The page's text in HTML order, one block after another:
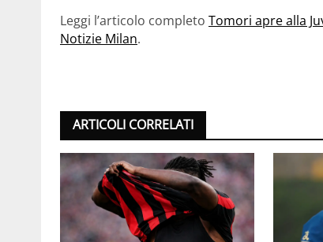
Leggi l’articolo completo Tomori apre alla
Notizie Milan.
ARTICOLI CORRELATI